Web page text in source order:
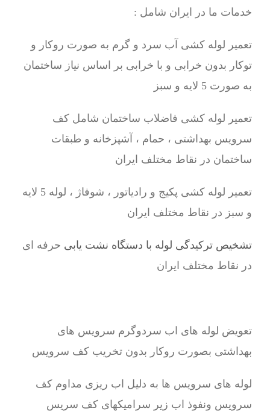
خدمات ما در ایران شامل :
تعمیر لوله کشی آب سرد و گرم به صورت روکار و
توکار بدون خرابی و با خرابی بر اساس نیاز ساختمان
به صورت 5 لایه و سبز
تعمیر لوله کشی فاضلاب ساختمان شامل کف
سرویس بهداشتی ، حمام ، آشپزخانه و طبقات
ساختمان در نقاط مختلف ایران
تعمیر لوله کشی پکیج و رادیاتور ، شوفاژ ، لوله 5 لایه
و سبز در نقاط مختلف ایران
تشخیص ترکیدگی لوله با دستگاه نشت یابی حرفه ای
در نقاط مختلف ایران
تعویض لوله های اب سردوگرم سرویس های
بهداشتی بصورت روکار بدون تخریب کف سرویس
لوله های سرویس ها به دلیل اب ریزی مداوم کف
سرویس ونفوذ اب زیر سرامیکهای کف سریس